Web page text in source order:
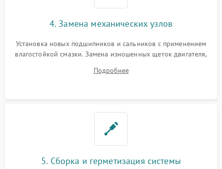
4. Замена механических узлов
Установка новых подшипников и сальников с применением
влагостойкой смазки. Замена изношенных щеток двигателя,
или поврежденной резиновой манжеты.
Подробнее
5. Сборка и герметизация системы